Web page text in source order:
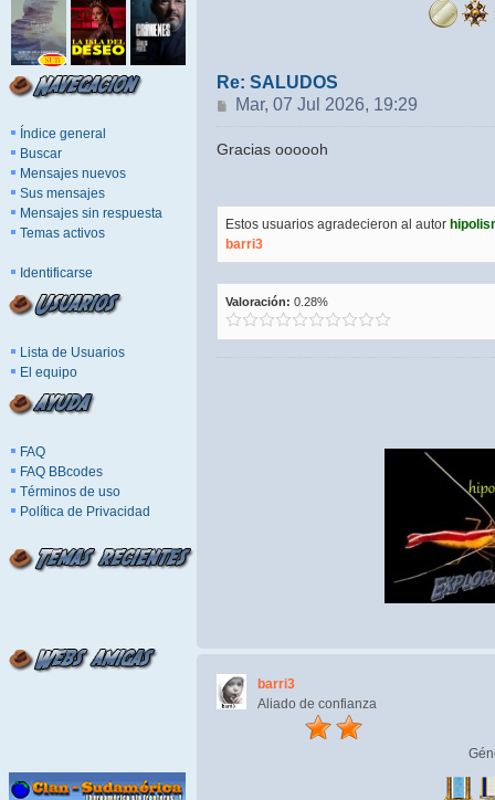
Índice general
Buscar
Mensajes nuevos
Sus mensajes
Mensajes sin respuesta
Temas activos
Identificarse
Lista de Usuarios
El equipo
FAQ
FAQ BBcodes
Términos de uso
Política de Privacidad
Re: SALUDOS
Mensaje
Mar, 07 Jul 2026, 19:29
Gracias oooooh
Estos usuarios agradecieron al autor
barri3
Valoración: 0.28%
barri3
Aliado de confianza